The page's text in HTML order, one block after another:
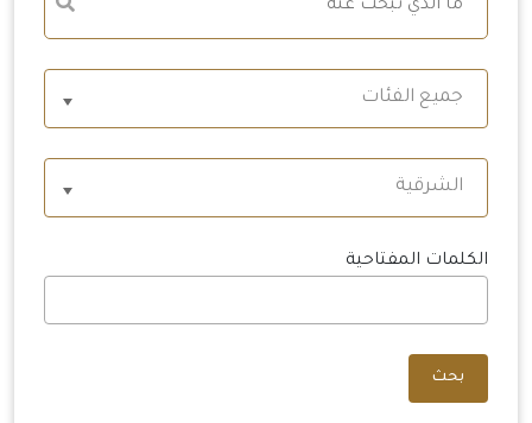
جميع الفئات
الشرقية
الكلمات المفتاحية
بحث